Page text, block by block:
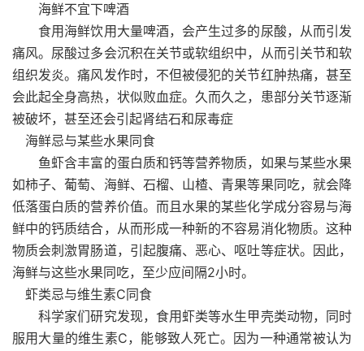
海鲜不宜下啤酒
食用海鲜饮用大量啤酒，会产生过多的尿酸，从而引发
痛风。尿酸过多会沉积在关节或软组织中，从而引关节和软
组织发炎。痛风发作时，不但被侵犯的关节红肿热痛，甚至
会此起全身高热，状似败血症。久而久之，患部分关节逐渐
被破坏，甚至还会引起肾结石和尿毒症
海鲜忌与某些水果同食
鱼虾含丰富的蛋白质和钙等营养物质，如果与某些水果
如柿子、葡萄、海鲜、石榴、山楂、青果等果同吃，就会降
低落蛋白质的营养价值。而且水果的某些化学成分容易与海
鲜中的钙质结合，从而形成一种新的不容易消化物质。这种
物质会刺激胃肠道，引起腹痛、恶心、呕吐等症状。因此，
海鲜与这些水果同吃，至少应间隔2小时。
虾类忌与维生素C同食
科学家们研究发现，食用虾类等水生甲壳类动物，同时
服用大量的维生素C，能够致人死亡。因为一种通常被认为